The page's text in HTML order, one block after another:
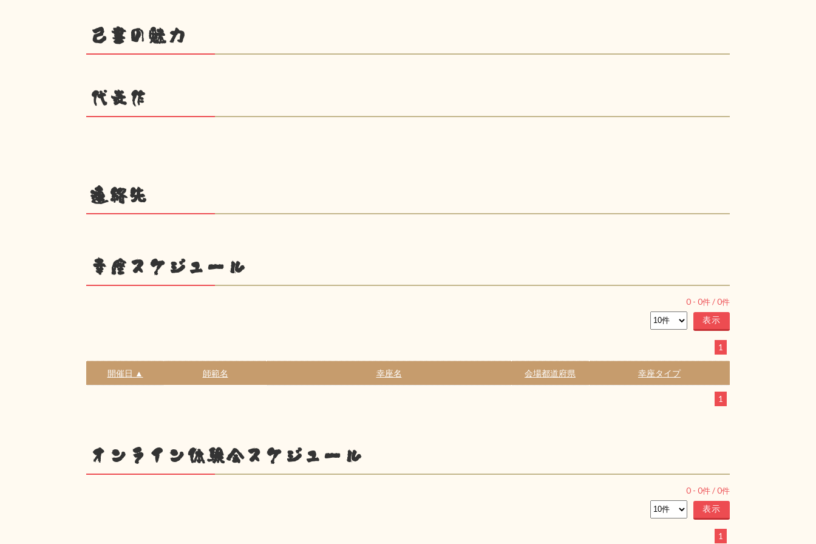
己書の魅力
代表作
連絡先
幸座スケジュール
0 - 0件 /0件
1
開催日 ▲ 師範名 幸座名 会場都道府県 幸座タイプ
1
オンライン体験会スケジュール
0 - 0件 /0件
1